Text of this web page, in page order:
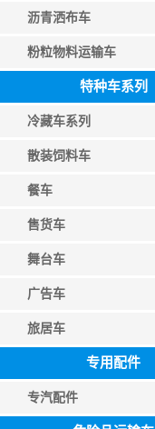
沥青洒布车
粉粒物料运输车
特种车系列
冷藏车系列
散装饲料车
餐车
售货车
舞台车
广告车
旅居车
专用配件
专汽配件